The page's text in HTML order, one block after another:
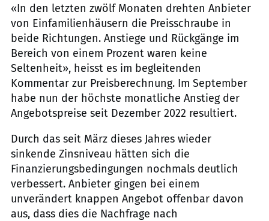
«In den letzten zwölf Monaten drehten Anbieter
von Einfamilienhäusern die Preisschraube in
beide Richtungen. Anstiege und Rückgänge im
Bereich von einem Prozent waren keine
Seltenheit», heisst es im begleitenden
Kommentar zur Preisberechnung. Im September
habe nun der höchste monatliche Anstieg der
Angebotspreise seit Dezember 2022 resultiert.
Durch das seit März dieses Jahres wieder
sinkende Zinsniveau hätten sich die
Finanzierungsbedingungen nochmals deutlich
verbessert. Anbieter gingen bei einem
unverändert knappen Angebot offenbar davon
aus, dass dies die Nachfrage nach